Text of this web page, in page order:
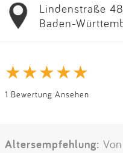
Lindenstraße
Baden-
1 Bewertung Ansehen
Altersempfehlung: